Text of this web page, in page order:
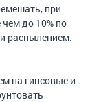
при
до 10% по
распылением.
на гипсовые и